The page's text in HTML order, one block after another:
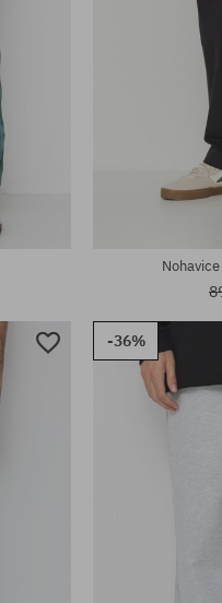
-36%